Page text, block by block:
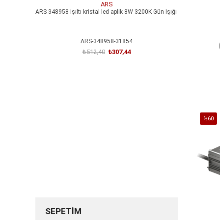
ARS
ARS 348958 Işıltı kristal led aplik 8W 3200K Gün Işığı
ARS-348958-31854
₺307,44
₺512,40
ARS 348957
SEPETIM
%60